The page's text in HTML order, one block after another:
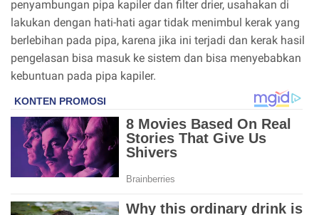
penyambungan pipa kapiler dan filter drier, usahakan di
lakukan dengan hati-hati agar tidak menimbul kerak yang
berlebihan pada pipa, karena jika ini terjadi dan kerak hasil
pengelasan bisa masuk ke sistem dan bisa menyebabkan
kebuntuan pada pipa kapiler.